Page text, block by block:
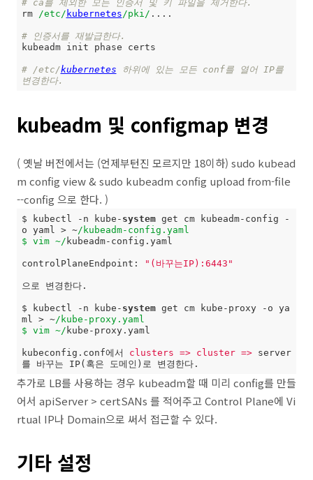
# ca를 제외한 모든 인증서 및 키 파일을 제거한다.
rm
/etc/ kubernetes /pki/ ....
# 인증서를 재발급한다.
kubeadm init phase certs
# /etc/kubernetes 하위에 있는 모든 conf를 열어 IP를
변경한다.
kubeadm 및 configmap 변경
( 옛날 버전에서는 (언제부턴진 모르지만 18이하) sudo kubead
m config view & sudo kubeadm config upload from-file
--config 으로 한다. )
$ kubectl -n kube- system get cm kubeadm-config -
o yaml > ~/kubeadm-config.yaml
$ vim ~/ kubeadm-config.yaml
controlPlaneEndpoint: "(바꾸는IP):6443"
으로 변경한다.
$ kubectl -n kube- system get cm kube-proxy -o ya
ml > ~/kube-proxy.yaml
$ vim ~/ kube-proxy.yaml
kubeconfig.conf에서 clusters => cluster => server
추가로 LB를 사용하는 경우 kubeadm할 때 미리 config를 만들
어서 apiServer > certSANs 를 적어주고 Control Plane에 Vi
rtual IP나 Domain으로 써서 접근할 수 있다.
기타 설정